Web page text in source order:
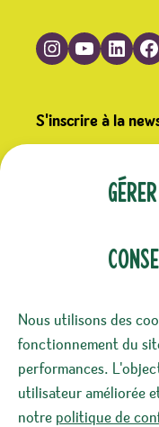
Nous utilisons des
fonctionnement du
performances.
utilisateur améliorée
notre politique de
Suivre Germline sur Instagram
Suivre Germline sur YouTube
Suivre Germline surSuivre
S'inscrire à la
(Nécessaire)
J‘accepte le
données par
confidentialité